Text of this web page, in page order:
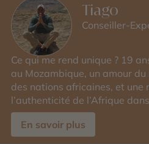
Tiago
Conseiller-
Ce qui me rend unique ? 19
au Mozambique, un amour
des nations africaines, et une
l’authenticité de l’Afrique
En savoir plus